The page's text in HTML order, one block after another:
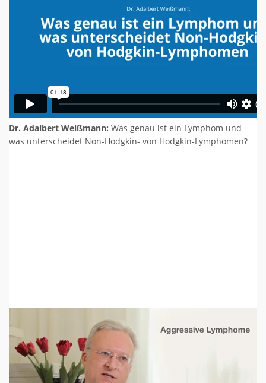
Dr. Adalbert Weißmann: Was genau ist ein Lymphom und
was unterscheidet Non-Hodgkin- von Hodgkin-Lymphomen?